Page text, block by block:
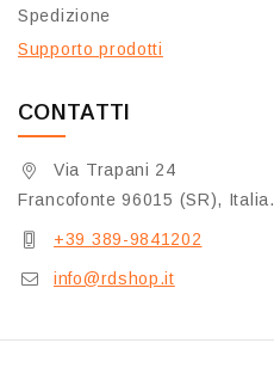
Spedizione
Supporto prodotti
CONTATTI
Via Trapani 24
Francofonte 96015 (SR), Italia.
+39 389-9841202
info@rdshop.it